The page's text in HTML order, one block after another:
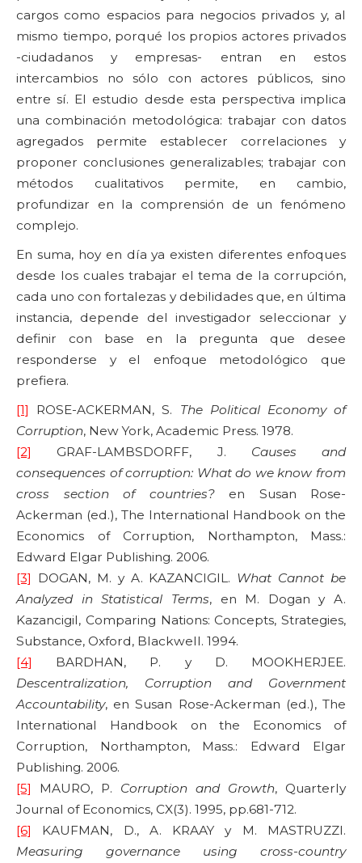
cargos como espacios para negocios privados y, al
mismo tiempo, porqué los propios actores privados
-ciudadanos y empresas- entran en estos
intercambios no sólo con actores públicos, sino
entre sí. El estudio desde esta perspectiva implica
una combinación metodológica: trabajar con datos
agregados permite establecer correlaciones y
proponer conclusiones generalizables; trabajar con
métodos cualitativos permite, en cambio,
profundizar en la comprensión de un fenómeno
complejo.
En suma, hoy en día ya existen diferentes enfoques
desde los cuales trabajar el tema de la corrupción,
cada uno con fortalezas y debilidades que, en última
instancia, depende del investigador seleccionar y
definir con base en la pregunta que desee
responderse y el enfoque metodológico que
prefiera.
[1]
ROSE-ACKERMAN, S. The Political Economy of
Corruption, New York, Academic Press. 1978.
[2]
GRAF-LAMBSDORFF, J. Causes and
consequences of corruption: What do we know from
cross section of countries?en Susan Rose-
Ackerman (ed.), The International Handbook on the
Economics of Corruption, Northampton, Mass.:
Edward Elgar Publishing. 2006.
[3] DOGAN, M. y A. KAZANCIGIL. What Cannot be
Analyzed in Statistical Terms, en M. Dogan y A.
Kazancigil, Comparing Nations: Concepts, Strategies,
Substance, Oxford, Blackwell. 1994.
[4]
BARDHAN, P. y D. MOOKHERJEE.
Descentralization, Corruption and Government
Accountability, en Susan Rose-Ackerman (ed.), The
International Handbook on the Economics of
Corruption, Northampton, Mass.: Edward Elgar
Publishing. 2006.
[5]
MAURO, P. Corruption and Growth, Quarterly
Journal of Economics, CX(3). 1995, pp.681-712.
[6]
KAUFMAN, D., A. KRAAY y M. MASTRUZZI.
Measuring governance using cross-country